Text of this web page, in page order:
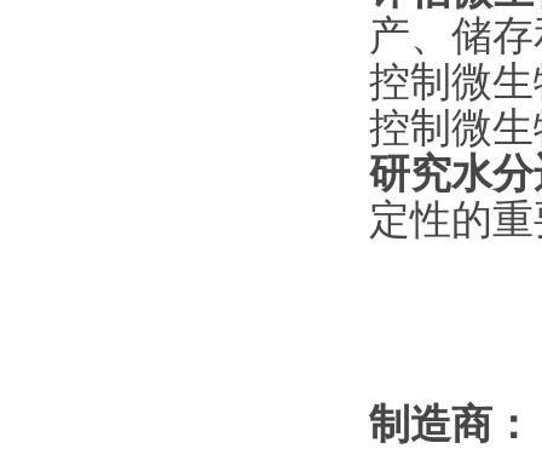
产、储
控制微
控制微
研究水
定性的
制造商：